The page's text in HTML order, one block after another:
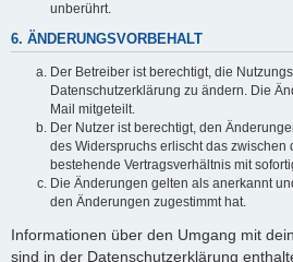
unberührt.
6. ÄNDERUNGSVORBEHALT
Der Betreiber ist berechtigt, die
Datenschutzerklärung zu ändern. Die
Mail mitgeteilt.
Der Nutzer ist berechtigt, den
des Widerspruchs erlischt das zwischen
bestehende Vertragsverhältnis mit
Die Änderungen gelten als anerkannt
den Änderungen zugestimmt hat.
Informationen über den Umgang mit
sind in der Datenschutzerklärung